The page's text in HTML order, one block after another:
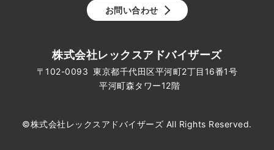
お問い合わせ
株式会社レックスアドバイザーズ
〒102-0093 東京都千代田区平河町2丁目16番1号
平河町森タワー12階
©株式会社レックスアドバイザーズ All Rights Reserved.